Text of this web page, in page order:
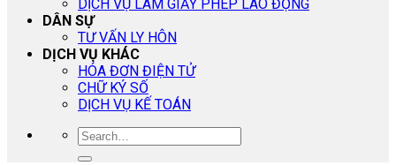
DỊCH VỤ LÀM GIẤY PHÉP LAO ĐỘNG
DÂN SỰ
TƯ VẤN LY HÔN
DỊCH VỤ KHÁC
HÓA ĐƠN ĐIỆN TỬ
CHỮ KÝ SỐ
DỊCH VỤ KẾ TOÁN